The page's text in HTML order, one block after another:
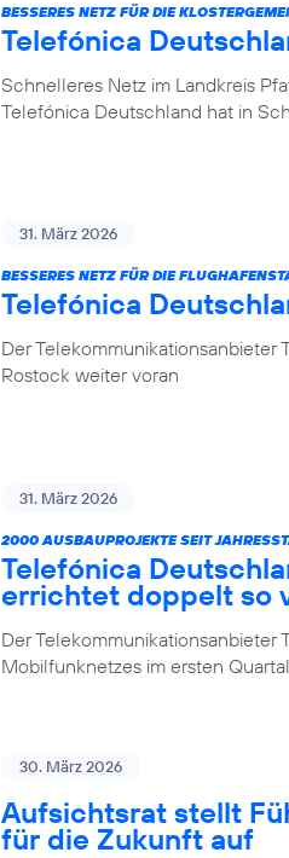
BESSERES NETZ FÜR DIE
Telefónica
Schnelleres Netz im Landkreis
Telefónica Deutschland hat in
31. März 2026
BESSERES NETZ FÜR DIE
Telefónica
Der Telekommunikationsanbieter
Rostock weiter voran
31. März 2026
2000 AUSBAUPROJEKTE SEIT
Telefónica
errichtet doppelt so
Der
Mobilfunknetzes im ersten
30. März 2026
Aufsichtsrat stellt
für die Zukunft auf